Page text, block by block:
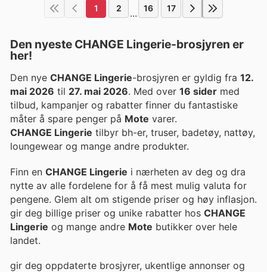
1 2 ... 16 17
Den nyeste CHANGE Lingerie-brosjyren er
her!
Den nye CHANGE Lingerie-brosjyren er gyldig fra 12.
mai 2026 til 27. mai 2026. Med over 16 sider med
tilbud, kampanjer og rabatter finner du fantastiske
måter å spare penger på Mote varer.
CHANGE Lingerie tilbyr bh-er, truser, badetøy, nattøy,
loungewear og mange andre produkter.
Finn en CHANGE Lingerie i nærheten av deg og dra
nytte av alle fordelene for å få mest mulig valuta for
pengene. Glem alt om stigende priser og høy inflasjon.
gir deg billige priser og unike rabatter hos CHANGE
Lingerie og mange andre Mote butikker over hele
landet.
gir deg oppdaterte brosjyrer, ukentlige annonser og